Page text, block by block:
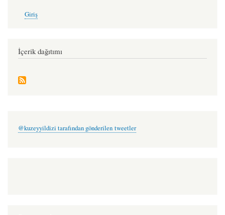
account
Giriş
İçerik dağıtımı
@kuzeyyildizi tarafından gönderilen tweetler